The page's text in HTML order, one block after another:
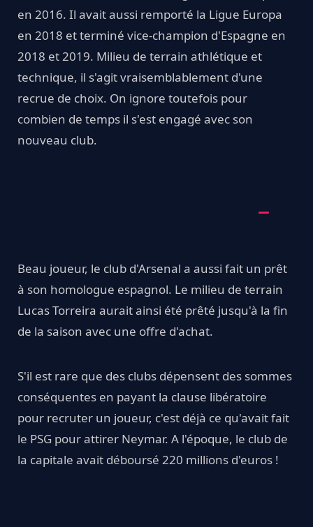
en 2016. Il avait aussi remporté la Ligue Europa
en 2018 et terminé vice-champion d'Espagne en
2018 et 2019. Milieu de terrain athlétique et
technique, il s'agit vraisemblablement d'une
recrue de choix. On ignore toutefois pour
combien de temps il s'est engagé avec son
nouveau club.
Beau joueur, le club d'Arsenal a aussi fait un prêt
à son homologue espagnol. Le milieu de terrain
Lucas Torreira aurait ainsi été prêté jusqu'à la fin
de la saison avec une offre d'achat.
S'il est rare que des clubs dépensent des sommes
conséquentes en payant la clause libératoire
pour recruter un joueur, c'est déjà ce qu'avait fait
le PSG pour attirer Neymar. A l'époque, le club de
la capitale avait déboursé 220 millions d'euros !